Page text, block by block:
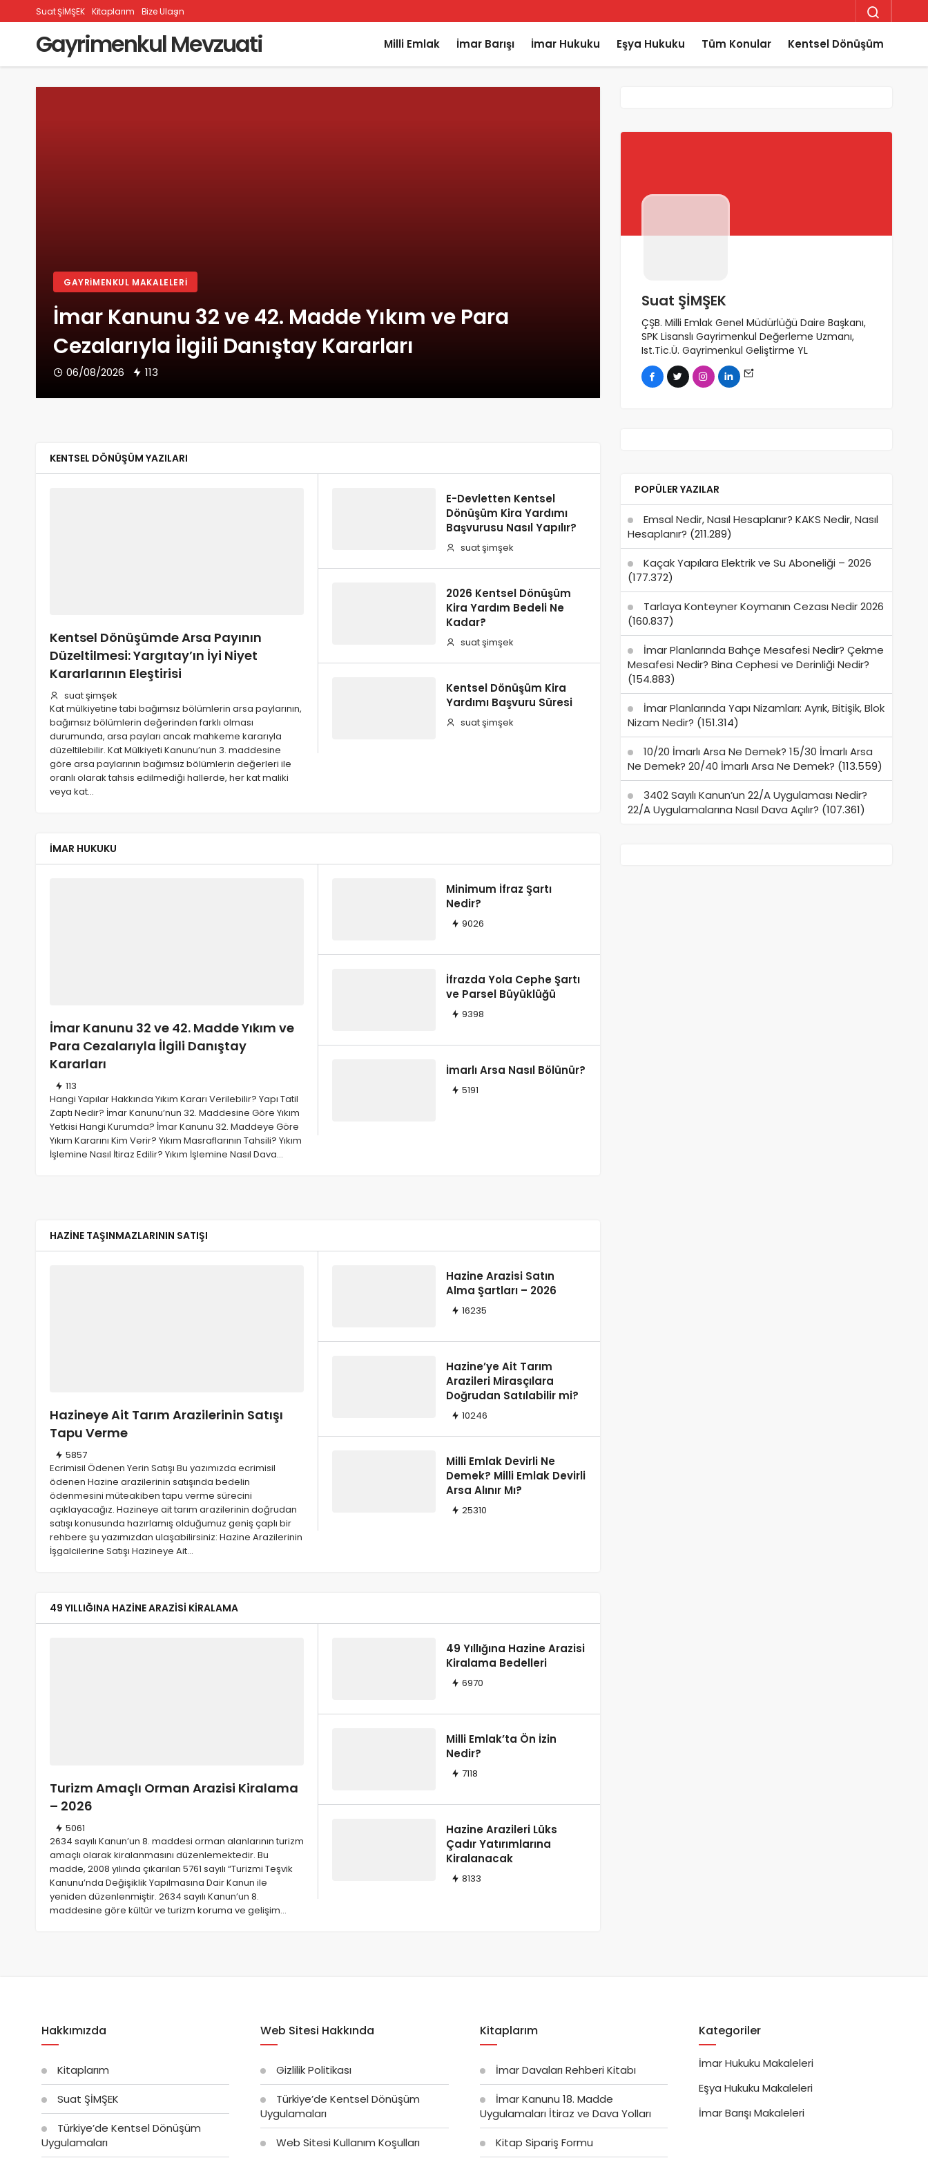
Suat ŞİMŞEK Kitaplarım Bize Ulaşın
Gayrimenkul Mevzuati Milli Emlak İmar Barışı İmar Hukuku Eşya Hukuku Tüm Konular Kentsel Dönüşüm
GAYRIMENKUL MAKALELERI
İmar Kanunu 32 ve 42. Madde Yıkım ve Para
Cezalarıyla İlgili Danıştay Kararları
06/08/2026 113
Kamulaştırma Bedelinin Tespiti Hakkında
Yargıtay Kararları
629
İhtiyaç Nedeniyle Tahliye Yargıtay Kararları
Ortaklığın Giderilmesi Davaları Vekâlet Ücreti
GAYRIMENKUL MAKALELERI
30/07/2026 256
GAYRIMENKUL MAKALELERI
Muris Muvazaası Emsal Yargıtay Kararları
2/B Taşınmazlarında, Hazine’ye Ait Tarım
KENTSEL DÖNÜŞÜM YAZILARI
Kentsel Dönüşümde Arsa Payının
Düzeltilmesi: Yargıtay’ın İyi Niyet
Kararlarının Eleştirisi
suat şimşek
Kat mülkiyetine tabi bağımsız bölümlerin arsa paylarının,
bağımsız bölümlerin değerinden farklı olması
durumunda, arsa payları ancak mahkeme kararıyla
düzeltilebilir. Kat Mülkiyeti Kanunu’nun 3. maddesine
göre arsa paylarının bağımsız bölümlerin değerleri ile
oranlı olarak tahsis edilmediği hallerde, her kat maliki
veya kat…
E-Devletten Kentsel
Dönüşüm Kira Yardımı
Başvurusu Nasıl Yapılır?
suat şimşek
2026 Kentsel Dönüşüm
Kira Yardım Bedeli Ne
Kadar?
suat şimşek
Kentsel Dönüşüm Kira
Yardımı Başvuru Süresi
suat şimşek
İMAR HUKUKU
İmar Kanunu 32 ve 42. Madde Yıkım ve
Para Cezalarıyla İlgili Danıştay
Kararları
113
Hangi Yapılar Hakkında Yıkım Kararı Verilebilir? Yapı Tatil
Zaptı Nedir? İmar Kanunu’nun 32. Maddesine Göre Yıkım
Yetkisi Hangi Kurumda? İmar Kanunu 32. Maddeye Göre
Yıkım Kararını Kim Verir? Yıkım Masraflarının Tahsili? Yıkım
İşlemine Nasıl İtiraz Edilir? Yıkım İşlemine Nasıl Dava…
Minimum İfraz Şartı
Nedir?
9026
İfrazda Yola Cephe Şartı
ve Parsel Büyüklüğü
9398
İmarlı Arsa Nasıl Bölünür?
5191
HAZINE TAŞINMAZLARININ SATIŞI
Hazineye Ait Tarım Arazilerinin Satışı
Tapu Verme
5857
Ecrimisil Ödenen Yerin Satışı Bu yazımızda ecrimisil
ödenen Hazine arazilerinin satışında bedelin
ödenmesini müteakiben tapu verme sürecini
açıklayacağız. Hazineye ait tarım arazilerinin doğrudan
satışı konusunda hazırlamış olduğumuz geniş çaplı bir
rehbere şu yazımızdan ulaşabilirsiniz: Hazine Arazilerinin
İşgalcilerine Satışı Hazineye Ait…
Hazine Arazisi Satın
Alma Şartları – 2026
16235
Hazine’ye Ait Tarım
Arazileri Mirasçılara
Doğrudan Satılabilir mi?
10246
Milli Emlak Devirli Ne
Demek? Milli Emlak Devirli
Arsa Alınır Mı?
25310
49 YILLIĞINA HAZINE ARAZISI KIRALAMA
Turizm Amaçlı Orman Arazisi Kiralama
– 2026
5061
2634 sayılı Kanun’un 8. maddesi orman alanlarının turizm
amaçlı olarak kiralanmasını düzenlemektedir. Bu
madde, 2008 yılında çıkarılan 5761 sayılı “Turizmi Teşvik
Kanunu’nda Değişiklik Yapılmasına Dair Kanun ile
yeniden düzenlenmiştir. 2634 sayılı Kanun’un 8.
maddesine göre kültür ve turizm koruma ve gelişim…
49 Yıllığına Hazine Arazisi
Kiralama Bedelleri
6970
Milli Emlak’ta Ön İzin
Nedir?
7118
Hazine Arazileri Lüks
Çadır Yatırımlarına
Kiralanacak
8133
Suat ŞİMŞEK
ÇŞB. Milli Emlak Genel Müdürlüğü Daire Başkanı,
SPK Lisanslı Gayrimenkul Değerleme Uzmanı,
Ist.Tic.Ü. Gayrimenkul Geliştirme YL
POPÜLER YAZILAR
Emsal Nedir, Nasıl Hesaplanır? KAKS Nedir, Nasıl
Hesaplanır? (211.289)
Kaçak Yapılara Elektrik ve Su Aboneliği – 2026
(177.372)
Tarlaya Konteyner Koymanın Cezası Nedir 2026
(160.837)
İmar Planlarında Bahçe Mesafesi Nedir? Çekme
Mesafesi Nedir? Bina Cephesi ve Derinliği Nedir?
(154.883)
İmar Planlarında Yapı Nizamları: Ayrık, Bitişik, Blok
Nizam Nedir? (151.314)
10/20 İmarlı Arsa Ne Demek? 15/30 İmarlı Arsa
Ne Demek? 20/40 İmarlı Arsa Ne Demek? (113.559)
3402 Sayılı Kanun’un 22/A Uygulaması Nedir?
22/A Uygulamalarına Nasıl Dava Açılır? (107.361)
Hakkımızda
Kitaplarım
Suat ŞİMŞEK
Türkiye’de Kentsel Dönüşüm
Uygulamaları
Web Sitesi Hakkında
Gizlilik Politikası
Türkiye’de Kentsel Dönüşüm
Uygulamaları
Web Sitesi Kullanım Koşulları
Kitaplarım
İmar Davaları Rehberi Kitabı
İmar Kanunu 18. Madde
Uygulamaları İtiraz ve Dava Yolları
Kitap Sipariş Formu
Kategoriler
İmar Hukuku Makaleleri
Eşya Hukuku Makaleleri
İmar Barışı Makaleleri